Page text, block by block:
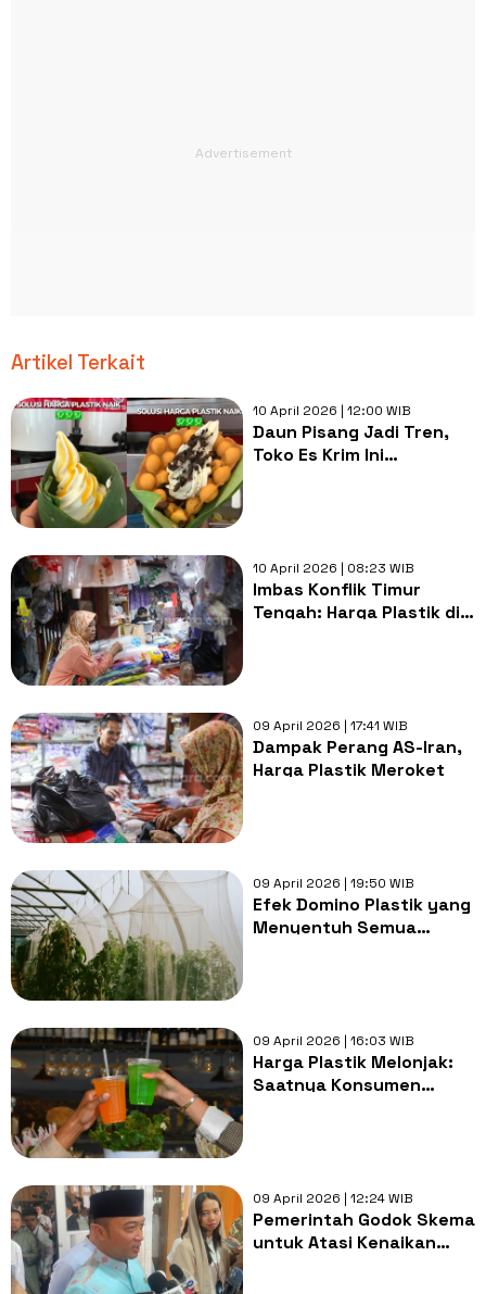
Artikel Terkait
10 April 2026 | 12:00 WIB
Daun Pisang Jadi Tren,
Toko Es Krim Ini
10 April 2026 | 08:23 WIB
Imbas Konflik Timur
Tengah: Harga Plastik di
09 April 2026 | 17:41 WIB
Dampak Perang AS-Iran,
Harga Plastik Meroket
09 April 2026 | 19:50 WIB
Efek Domino Plastik yang
Menyentuh Semua
09 April 2026 | 16:03 WIB
Harga Plastik Melonjak:
Saatnya Konsumen
09 April 2026 | 12:24 WIB
Pemerintah Godok Skema
untuk Atasi Kenaikan